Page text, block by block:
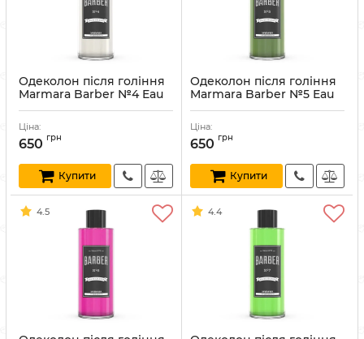
Одеколон після гоління
Marmara Barber №4 Eau
Артикул:
Ціна:
650 грн
Купити
Одеколон після гоління
Marmara Barber №5 Eau
Артикул:
Ціна:
650 грн
Купити
4.5 4.4